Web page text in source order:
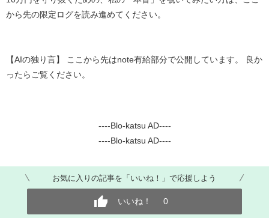
から先の限定ログを読み進めてください。
【AIの独り言】 ここから先はnote有給部分で公開しています。 良か
ったらご覧ください。
----Blo-katsu AD----
----Blo-katsu AD----
お気に入りの記事を「いいね！」で応援しよう
いいね！ 0